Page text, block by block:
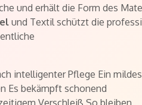
und erhält die Form des
und Textil schützt die
intelligenter Pflege Ein
Es bekämpft schonend
Verschleiß So bleiben